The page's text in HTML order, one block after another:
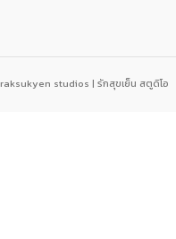
raksukyen studios | รักสุขเย็น สตูดิโอ